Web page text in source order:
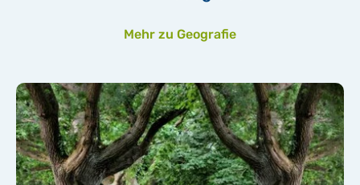
Mehr zu Geografie